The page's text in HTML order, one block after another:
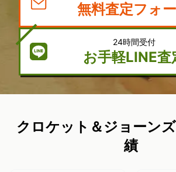
無料査定フォ
24時間受付
お手軽LINE査
クロケット＆ジョーン
績